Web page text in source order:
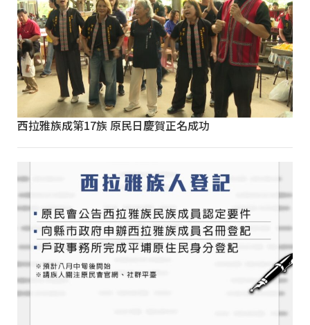
西拉雅族成第17族 原民日慶賀正名成功